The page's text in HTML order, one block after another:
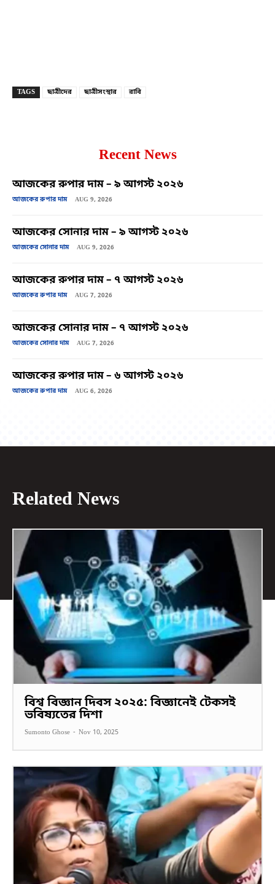
TAGS ছাত্রীদের ছাত্রীসংস্থার রাবি
Recent News
আজকের রুপার দাম – ৯ আগস্ট ২০২৬
আজকের রুপার দাম AUG 9, 2026
আজকের সোনার দাম – ৯ আগস্ট ২০২৬
আজকের সোনার দাম AUG 9, 2026
আজকের রুপার দাম – ৭ আগস্ট ২০২৬
আজকের রুপার দাম AUG 7, 2026
আজকের সোনার দাম – ৭ আগস্ট ২০২৬
আজকের সোনার দাম AUG 7, 2026
আজকের রুপার দাম – ৬ আগস্ট ২০২৬
আজকের রুপার দাম AUG 6, 2026
Related News
বিশ্ব বিজ্ঞান দিবস ২০২৫: বিজ্ঞানেই টেকসই
ভবিষ্যতের দিশা
Sumonto Ghose - Nov 10, 2025